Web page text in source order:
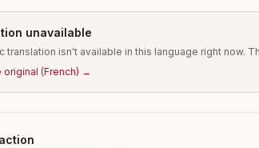
unavailable
translation isn't available in this language right now.
original (French) →